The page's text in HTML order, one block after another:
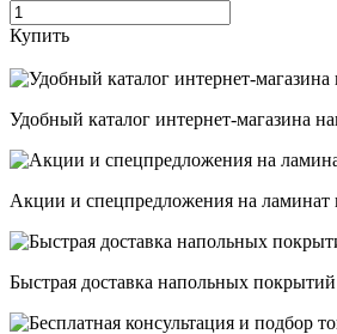
Купить
Удобный каталог интернет-магазина
Акции и спецпредложения на
Быстрая доставка напольных